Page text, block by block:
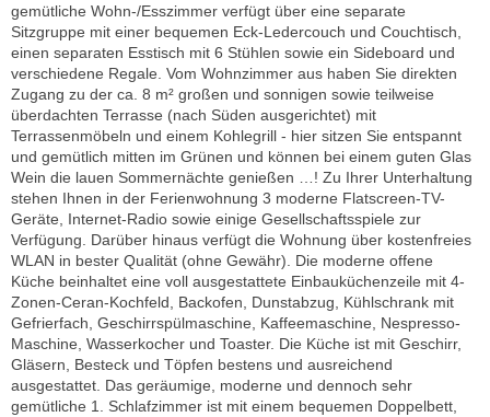
gemütliche Wohn-/Esszimmer verfügt über eine separate
Sitzgruppe mit einer bequemen Eck-Ledercouch und Couchtisch,
einen separaten Esstisch mit 6 Stühlen sowie ein Sideboard und
verschiedene Regale. Vom Wohnzimmer aus haben Sie direkten
Zugang zu der ca. 8 m² großen und sonnigen sowie teilweise
überdachten Terrasse (nach Süden ausgerichtet) mit
Terrassenmöbeln und einem Kohlegrill - hier sitzen Sie entspannt
und gemütlich mitten im Grünen und können bei einem guten Glas
Wein die lauen Sommernächte genießen …! Zu Ihrer Unterhaltung
stehen Ihnen in der Ferienwohnung 3 moderne Flatscreen-TV-
Geräte, Internet-Radio sowie einige Gesellschaftsspiele zur
Verfügung. Darüber hinaus verfügt die Wohnung über kostenfreies
WLAN in bester Qualität (ohne Gewähr). Die moderne offene
Küche beinhaltet eine voll ausgestattete Einbauküchenzeile mit 4-
Zonen-Ceran-Kochfeld, Backofen, Dunstabzug, Kühlschrank mit
Gefrierfach, Geschirrspülmaschine, Kaffeemaschine, Nespresso-
Maschine, Wasserkocher und Toaster. Die Küche ist mit Geschirr,
Gläsern, Besteck und Töpfen bestens und ausreichend
ausgestattet. Das geräumige, moderne und dennoch sehr
gemütliche 1. Schlafzimmer ist mit einem bequemen Doppelbett,